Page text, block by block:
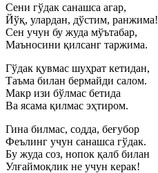
Сени гўдак санашса агар,
Йўқ, улардан, дўстим, ранжима!
Сен учун бу жуда мўътабар,
Маъносини қилсанг таржима.
Гўдак қувмас шуҳрат кетидан,
Таъма билан бермайди салом.
Макр изи бўлмас бетида
Ва ясама қилмас эҳтиром.
Гина билмас, содда, беғубор
Феълинг учун санашса гўдак.
Бу жуда соз, нопок қалб билан
Улғаймоқлик не учун керак!